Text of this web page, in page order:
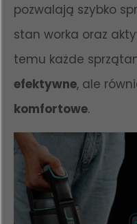
pozwalają szybko
stan worka oraz
temu każde
efektywne, ale
komfortowe.